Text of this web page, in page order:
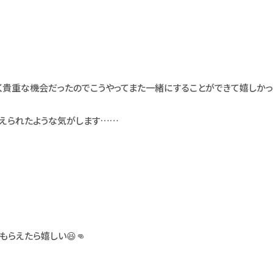
重な機会だったのでこうやってまた一緒にすることができて嬉しかっ
られたような気がします……
らえたら嬉しい😆👊